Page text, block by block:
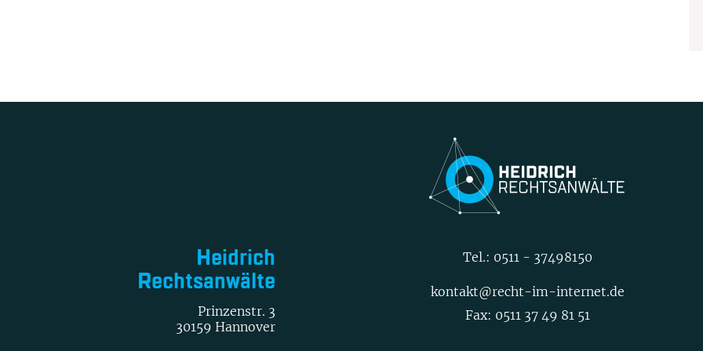
Heidrich
Rechtsanwälte
Prinzenstr. 3
30159 Hannover
Tel.: 0511 - 37498150
kontakt@recht-im-internet.de
Fax: 0511 37 49 81 51